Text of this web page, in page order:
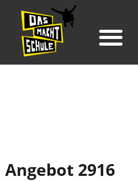
Angebot 2916